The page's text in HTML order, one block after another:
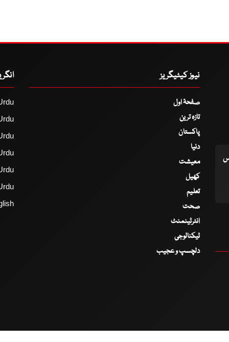
نیوز کیٹیگریز
صفحۂ اول
تازہ ترین
پاکستان
دنیا
معیشت
کھیل
تعلیم
صحت
انٹرٹینمنٹ
ٹیکنالوجی
دلچسپ و عجیب